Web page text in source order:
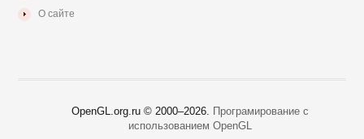
О сайте
OpenGL.org.ru © 2000–2026. Програмирование с
использованием OpenGL